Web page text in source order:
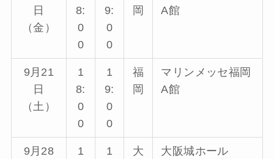
日
（金）
8:
0
0
9:
0
0
岡
A館
9月21
日
（土）
1
8:
0
0
1
9:
0
0
福
岡
マリンメッセ福岡
A館
9月28
1
1
大
大阪城ホール